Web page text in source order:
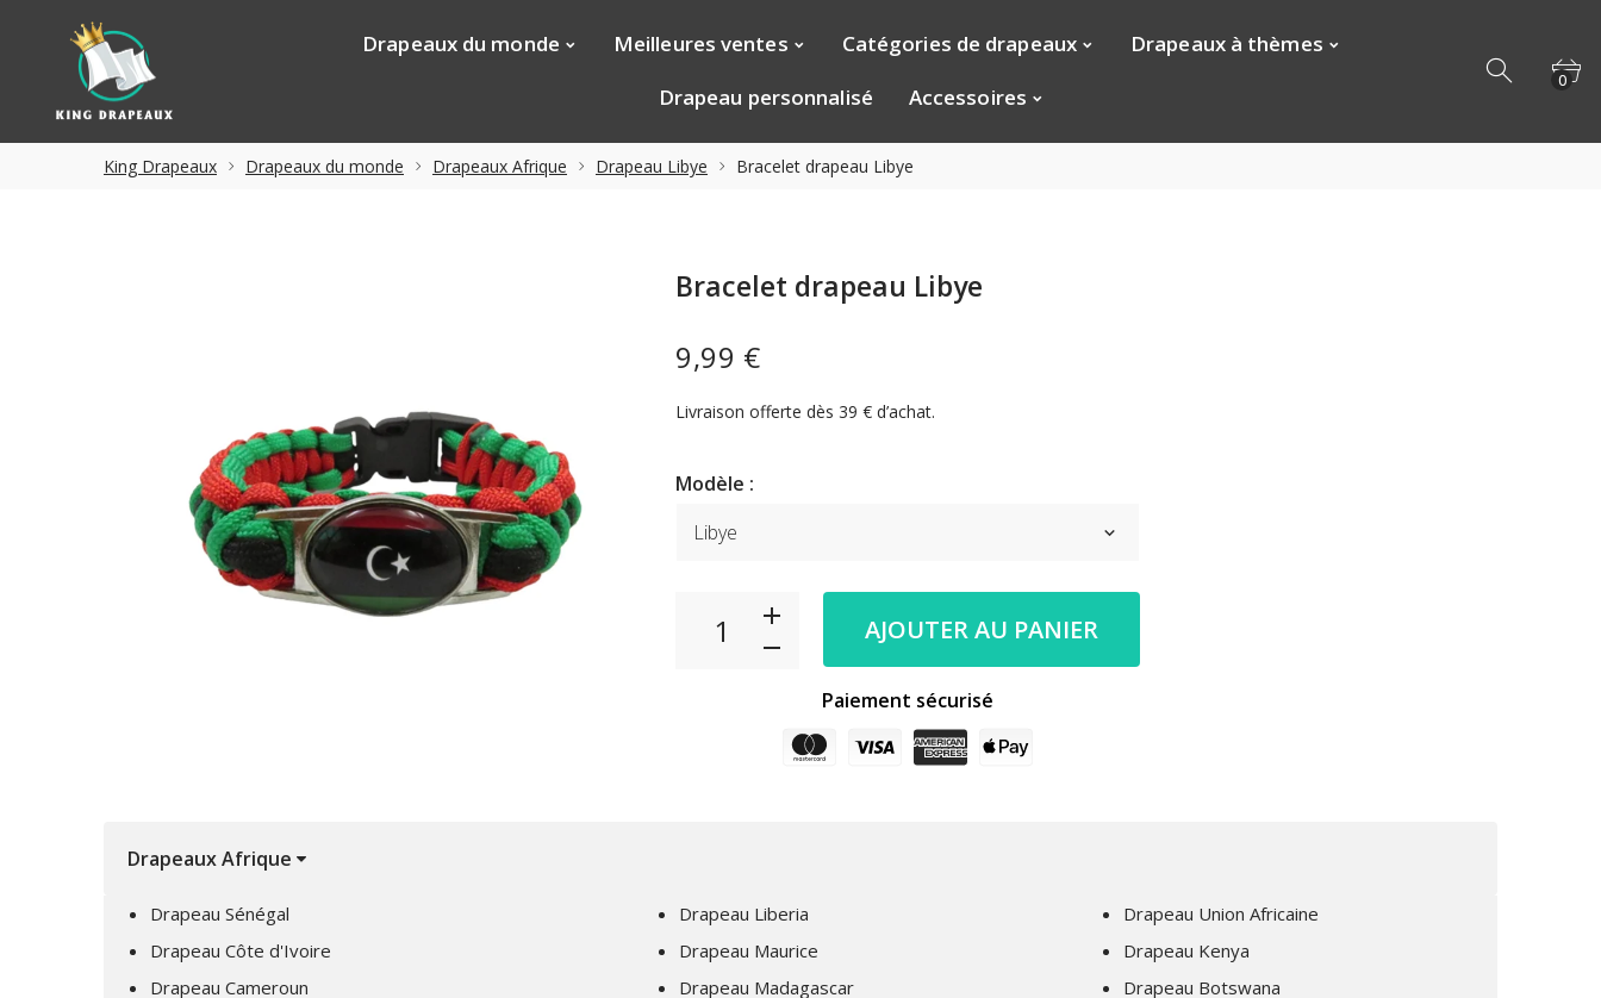
Drapeaux du monde Meilleures ventes Catégories de drapeaux
Drapeaux à thèmes
Drapeau personnalisé
Accessoires
0
King Drapeaux Drapeaux du monde Drapeaux Afrique Drapeau Libye Bracelet drapeau Libye
9,99 €
Bracelet drapeau Libye
Livraison offerte dès 39 € d’achat.
Modèle :
AJOUTER AU PANIER
Paiement sécurisé
Drapeaux Afrique
Drapeau Sénégal
Drapeau Côte d'Ivoire
Drapeau Cameroun
Drapeau Liberia
Drapeau Maurice
Drapeau Madagascar
Drapeau Union Africaine
Drapeau Kenya
Drapeau Botswana